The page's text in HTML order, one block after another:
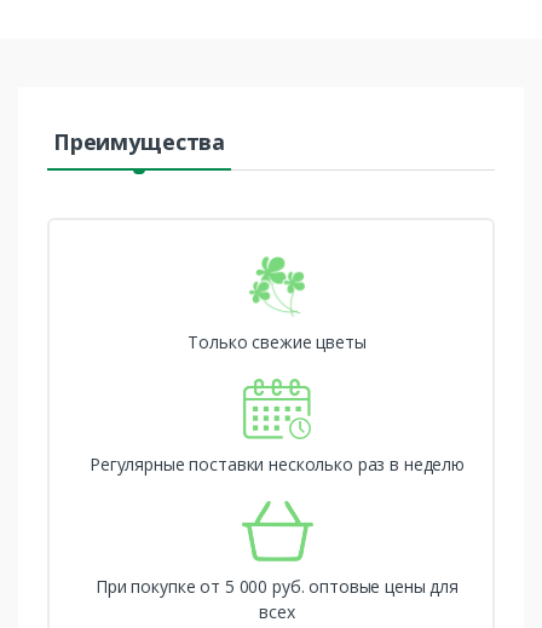
Преимущества
Только свежие цветы
Регулярные поставки несколько раз в неделю
При покупке от 5 000 руб. оптовые цены для
всех